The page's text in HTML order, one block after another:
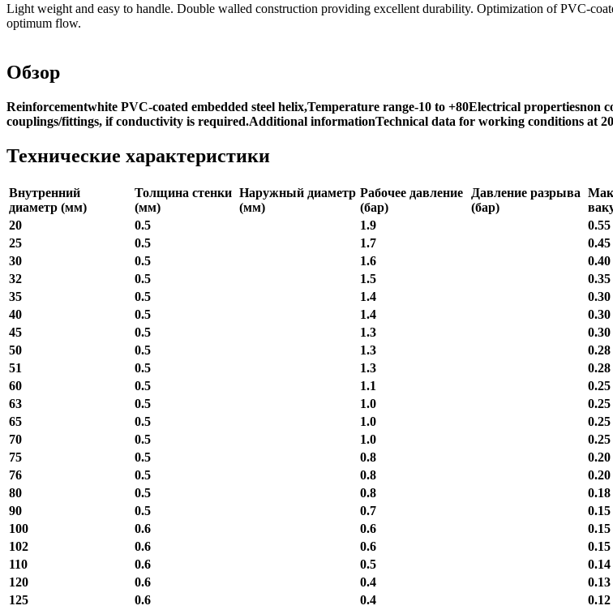
Light weight and easy to handle. Double walled construction providing excellent durability. Optimization of PVC-
optimum flow.
Обзор
Reinforcementwhite PVC-coated embedded steel helix,Temperature range-10 to +80Electrical propertiesnon
couplings/fittings, if conductivity is required.Additional informationTechnical data for working conditions at
Технические характеристики
Внутренний
диаметр (мм)
Толщина стенки
(мм)
Наружный диаметр
(мм)
Рабочее давление
(бар)
Давление разрыва
(бар)
20
0.5 1.9 0.55
25
0.5 1.7 0.45
30
0.5 1.6 0.40
32
0.5 1.5 0.35
35
0.5 1.4 0.30
40
0.5 1.4 0.30
45
0.5 1.3 0.30
50
0.5 1.3 0.28
51
0.5 1.3 0.28
60
0.5 1.1 0.25
63
0.5 1.0 0.25
65
0.5 1.0 0.25
70
0.5 1.0 0.25
75
0.5 0.8 0.20
76
0.5 0.8 0.20
80
0.5 0.8 0.18
90
0.5 0.7 0.15
100
0.6 0.6 0.15
102
0.6 0.6 0.15
110
0.6 0.5 0.14
120
0.6 0.4 0.13
125
0.6 0.4 0.12